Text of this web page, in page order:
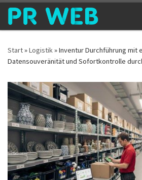
Zum Inhalt springen
Start»Logistik»Inventur Durchführung mit
Datensouveränität und Sofortkontrolle